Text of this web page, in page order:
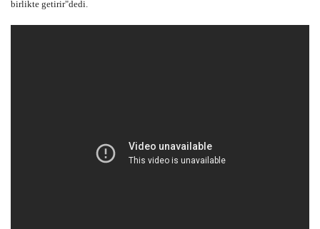
birlikte getirir"dedi.